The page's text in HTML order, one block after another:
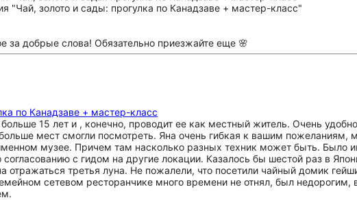
за добрые слова! Обязательно приезжайте еще 🌸
по Канадзаве + мастер-класс
15 лет и , конечно, проводит ее как местный житель. Очень
мест смогли посмотреть. Яна очень гибкая к вашим
музее. Причем там насколько разных техник может быть. Было
с гидом на другие локации. Казалось бы шестой раз в
отражаться третья луна. Не пожалели, что посетили чайный домик
сетевом ресторанчике много времени не отнял, был